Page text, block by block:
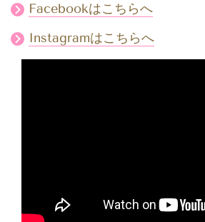
Facebookはこちらへ
Instagramはこちらへ